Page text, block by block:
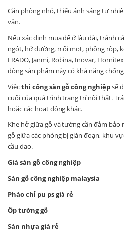
Căn phòng nhỏ, thiếu ánh sáng tự
vân.
Nếu xác định mua để ở lâu dài, tránh
ngót, hở đường, mối mọt, phồng rộp,
ERADO, Janmi, Robina, Inovar,
dòng sản phẩm này có khả năng
Việcthi công sàn gỗ công nghiệpsẽ
cuối của quá trình trang trí nội thất.
hoặc các hoạt động khác.
Khe hở giữa gỗ và tường cần đảm bảo
gỗ giữa các phòng bị gián đoạn, khu
cầu dao.
Giá sàn gỗ công nghiệp
Sàn gỗ công nghiệp malaysia
Phào chỉ pu ps giá rẻ
Ốp tường gỗ
Sàn nhựa giá rẻ